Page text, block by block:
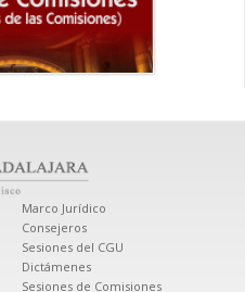
Marco Jurídico
Consejeros
Sesiones del CGU
Dictámenes
Sesiones de Comisiones